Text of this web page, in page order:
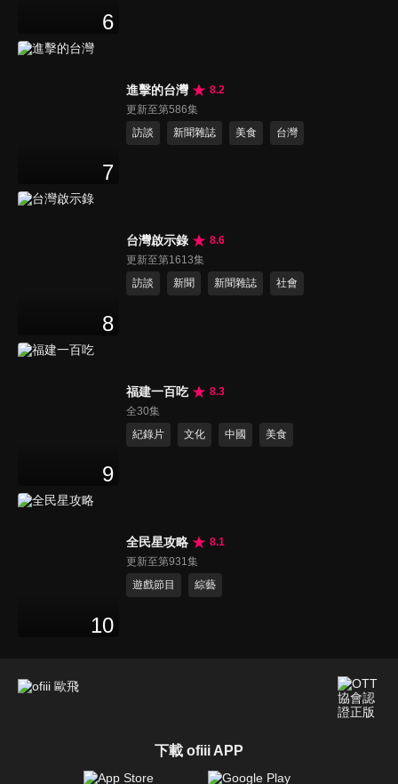
6
7
進擊的台灣
8.2
更新至第586集
訪談
新聞雜誌 美食 台灣
8
台灣啟示錄
8.6
更新至第1613集
訪談
新聞 新聞雜誌 社會
9
福建一百吃
8.3
全30集
紀錄片
文化 中國 美食
10
全民星攻略
8.1
更新至第931集
遊戲節目
綜藝
下載 ofiii APP